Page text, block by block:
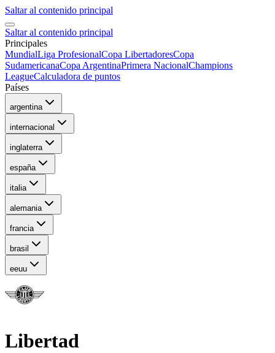
Saltar al contenido principal
Saltar al contenido principal
Principales
MundialLiga ProfesionalCopa LibertadoresCopa
SudamericanaCopa ArgentinaPrimera NacionalChampions
LeagueCalculadora de puntos
Países
argentina
internacional
inglaterra
españa
italia
alemania
francia
brasil
eeuu
Libertad